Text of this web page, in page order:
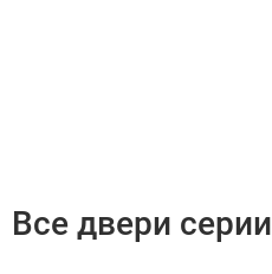
Все двери серии